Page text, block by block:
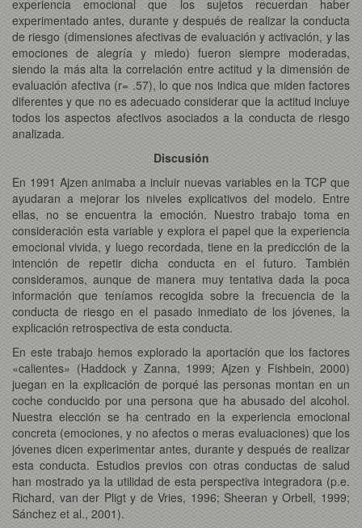
experiencia emocional que los sujetos recuerdan haber
experimentado antes, durante y después de realizar la conducta
de riesgo (dimensiones afectivas de evaluación y activación, y las
emociones de alegría y miedo) fueron siempre moderadas,
siendo la más alta la correlación entre actitud y la dimensión de
evaluación afectiva (r= .57), lo que nos indica que miden factores
diferentes y que no es adecuado considerar que la actitud incluye
todos los aspectos afectivos asociados a la conducta de riesgo
analizada.
Discusión
En 1991 Ajzen animaba a incluir nuevas variables en la TCP que
ayudaran a mejorar los niveles explicativos del modelo. Entre
ellas, no se encuentra la emoción. Nuestro trabajo toma en
consideración esta variable y explora el papel que la experiencia
emocional vivida, y luego recordada, tiene en la predicción de la
intención de repetir dicha conducta en el futuro. También
consideramos, aunque de manera muy tentativa dada la poca
información que teníamos recogida sobre la frecuencia de la
conducta de riesgo en el pasado inmediato de los jóvenes, la
explicación retrospectiva de esta conducta.
En este trabajo hemos explorado la aportación que los factores
«calientes» (Haddock y Zanna, 1999; Ajzen y Fishbein, 2000)
juegan en la explicación de porqué las personas montan en un
coche conducido por una persona que ha abusado del alcohol.
Nuestra elección se ha centrado en la experiencia emocional
concreta (emociones, y no afectos o meras evaluaciones) que los
jóvenes dicen experimentar antes, durante y después de realizar
esta conducta. Estudios previos con otras conductas de salud
han mostrado ya la utilidad de esta perspectiva integradora (p.e.
Richard, van der Pligt y de Vries, 1996; Sheeran y Orbell, 1999;
Sánchez et al., 2001).